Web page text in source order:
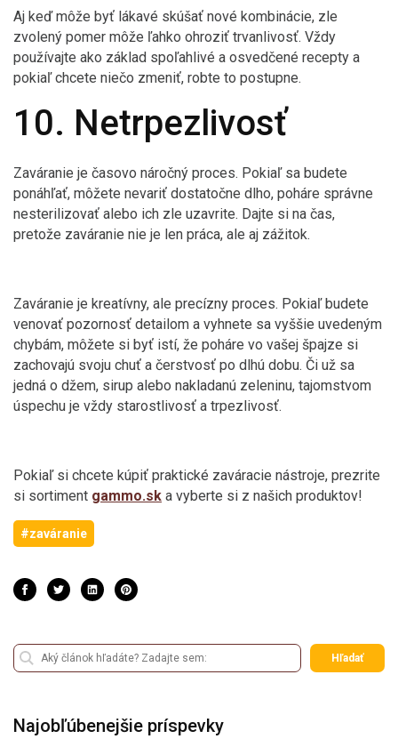
Aj keď môže byť lákavé skúšať nové kombinácie, zle
zvolený pomer môže ľahko ohroziť trvanlivosť. Vždy
používajte ako základ spoľahlivé a osvedčené recepty a
pokiaľ chcete niečo zmeniť, robte to postupne.
10. Netrpezlivosť
Zaváranie je časovo náročný proces. Pokiaľ sa budete
ponáhľať, môžete nevariť dostatočne dlho, poháre správne
nesterilizovať alebo ich zle uzavrite. Dajte si na čas,
pretože zaváranie nie je len práca, ale aj zážitok.
Zaváranie je kreatívny, ale precízny proces. Pokiaľ budete
venovať pozornosť detailom a vyhnete sa vyššie uvedeným
chybám, môžete si byť istí, že poháre vo vašej špajze si
zachovajú svoju chuť a čerstvosť po dlhú dobu. Či už sa
jedná o džem, sirup alebo nakladanú zeleninu, tajomstvom
úspechu je vždy starostlivosť a trpezlivosť.
Pokiaľ si chcete kúpiť praktické zaváracie nástroje, prezrite
si sortiment gammo.sk a vyberte si z našich produktov!
#zaváranie
Hľadať
Najobľúbenejšie príspevky